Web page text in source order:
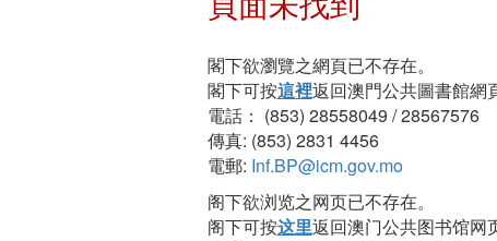
閣下欲瀏覽之網頁已不存在。
閣下可按這裡返回澳門公共圖書館網
電話： (853) 28558049 / 28567576
傳真: (853) 2831 4456
電郵: Inf.BP@icm.gov.mo
阁下欲浏览之网页已不存在。
阁下可按这里返回澳门公共图书馆网